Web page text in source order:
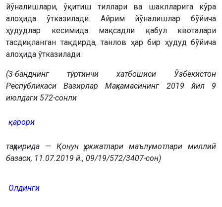
йўналишлари, ўқитиш тиллари ва шаклларига кўра
алоҳида ўтказилади. Айрим йўналишлар бўйича
ҳудудлар кесимида мақсадли қабул квоталари
тасдиқланган тақдирда, танлов ҳар бир ҳудуд бўйича
алоҳида ўтказилади.
(3-банднинг тўртинчи хатбошиси Ўзбекистон
Республикаси Вазирлар Маҳкамасининг 2019 йил 9
июлдаги 572-сонли
қарори
таҳририда — Қонун ҳужжатлари маълумотлари миллий
базаси, 11.07.2019 й., 09/19/572/3407-сон)
Олдинги